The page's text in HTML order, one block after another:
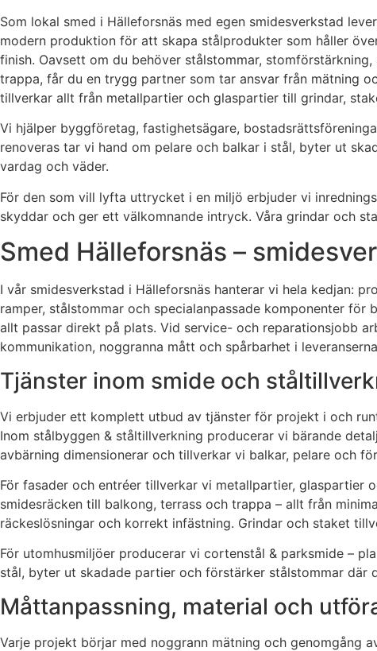
Som lokal smed i Hälleforsnäs med egen smidesverkstad
modern produktion för att skapa stålprodukter som håller
finish. Oavsett om du behöver stålstommar,
trappa, får du en trygg partner som tar ansvar från mätning
tillverkar allt från metallpartier och glaspartier till grindar,
Vi hjälper byggföretag, fastighetsägare,
renoveras tar vi hand om pelare och balkar i stål, byter ut
vardag och väder.
För den som vill lyfta uttrycket i en miljö erbjuder vi
skyddar och ger ett välkomnande intryck. Våra grindar och
Smed Hälleforsnäs –
I vår smidesverkstad i Hälleforsnäs hanterar vi hela kedjan:
ramper, stålstommar och specialanpassade komponenter
allt passar direkt på plats. Vid service- och reparationsjobb
kommunikation, noggranna mått och spårbarhet i
Tjänster inom smide och
Vi erbjuder ett komplett utbud av tjänster för projekt i och
Inom stålbyggen & ståltillverkning producerar vi bärande
avbärning dimensionerar och tillverkar vi balkar, pelare och
För fasader och entréer tillverkar vi metallpartier, glaspartier
smidesräcken till balkong, terrass och trappa – allt från
räckeslösningar och korrekt infästning. Grindar och staket
För utomhusmiljöer producerar vi cortenstål & parksmide –
stål, byter ut skadade partier och förstärker stålstommar där
Måttanpassning, material och
Varje projekt börjar med noggrann mätning och genomgång